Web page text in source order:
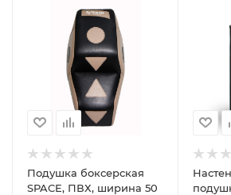
Подушка боксерская
SPACE, ПВХ, ширина 50